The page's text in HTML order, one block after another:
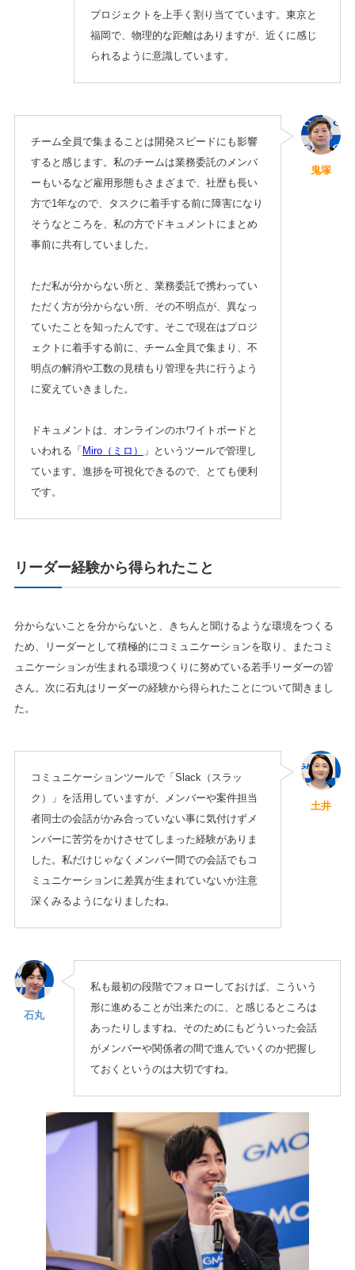
プロジェクトを上手く割り当てています。東京と
福岡で、物理的な距離はありますが、近くに感じ
られるように意識しています。
チーム全員で集まることは開発スピードにも影響
すると感じます。私のチームは業務委託のメンバ
ーもいるなど雇用形態もさまざまで、社歴も長い
方で1年なので、タスクに着手する前に障害になり
そうなところを、私の方でドキュメントにまとめ
事前に共有していました。
ただ私が分からない所と、業務委託で携わってい
ただく方が分からない所、その不明点が、異なっ
ていたことを知ったんです。そこで現在はプロジ
ェクトに着手する前に、チーム全員で集まり、不
明点の解消や工数の見積もり管理を共に行うよう
に変えていきました。
ドキュメントは、オンラインのホワイトボードと
いわれる「 Miro（ミロ）
」というツールで管理し
ています。進捗を可視化できるので、とても便利
です。
鬼塚
リーダー経験から得られたこと
分からないことを分からないと、きちんと聞けるような環境をつくる
ため、リーダーとして積極的にコミュニケーションを取り、またコミ
ュニケーションが生まれる環境つくりに努めている若手リーダーの皆
さん。次に石丸はリーダーの経験から得られたことについて聞きまし
た。
コミュニケーションツールで「Slack（スラッ
ク）」を活用していますが、メンバーや案件担当
者同士の会話がかみ合っていない事に気付けずメ
ンバーに苦労をかけさせてしまった経験がありま
した。私だけじゃなくメンバー間での会話でもコ
ミュニケーションに差異が生まれていないか注意
深くみるようになりましたね。
土井
石丸
私も最初の段階でフォローしておけば、こういう
形に進めることが出来たのに、と感じるところは
あったりしますね。そのためにもどういった会話
がメンバーや関係者の間で進んでいくのか把握し
ておくというのは大切ですね。